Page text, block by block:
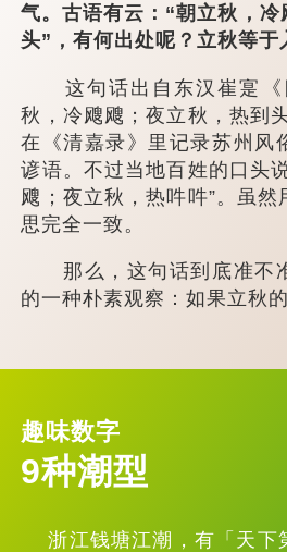
气。古语有云：“朝立秋，冷
头”，有何出处呢？立秋等于
这句话出自东汉崔寔《
秋，冷飕飕；夜立秋，热到
在《清嘉录》里记录苏州风
谚语。不过当地百姓的口头
飕；夜立秋，热吽吽”。虽
思完全一致。
那么，这句话到底准不
的一种朴素观察：如果立秋
趣味数字
9种潮型
浙江钱塘江潮，有「天下